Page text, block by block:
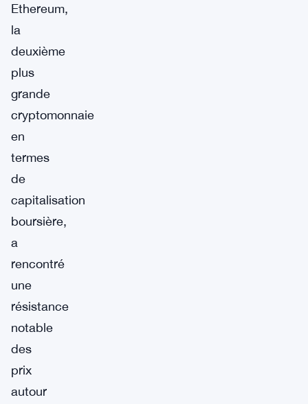
Ethereum,
la
deuxième
plus
grande
cryptomonnaie
en
termes
de
capitalisation
boursière,
a
rencontré
une
résistance
notable
des
prix
autour